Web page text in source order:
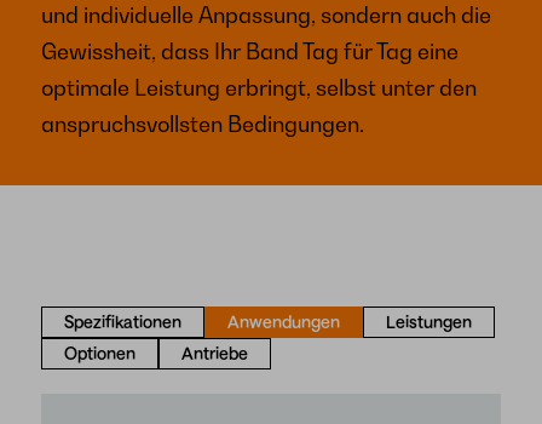
und individuelle Anpassung, sondern auch die
Gewissheit, dass Ihr Band Tag für Tag eine
optimale Leistung erbringt, selbst unter den
anspruchsvollsten Bedingungen.
Spezifikationen Anwendungen
Leistungen
Optionen
Antriebe